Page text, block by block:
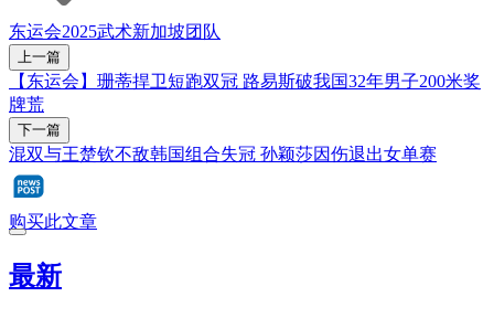
东运会2025武术新加坡团队
上一篇
【东运会】珊蒂捍卫短跑双冠 路易斯破我国32年男子200米奖
牌荒
下一篇
混双与王楚钦不敌韩国组合失冠 孙颖莎因伤退出女单赛
购买此文章
最新